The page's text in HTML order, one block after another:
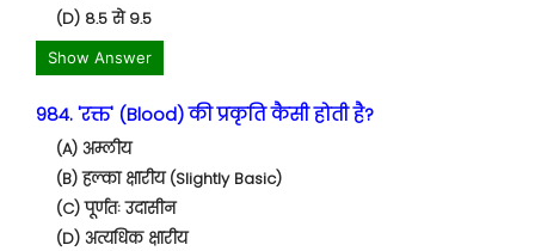
(D) 8.5 से 9.5
Show Answer
984. 'रक्त' (Blood) की प्रकृति कैसी होती है?
(A) अम्लीय
(B) हल्का क्षारीय (Slightly Basic)
(C) पूर्णतः उदासीन
(D) अत्यधिक क्षारीय